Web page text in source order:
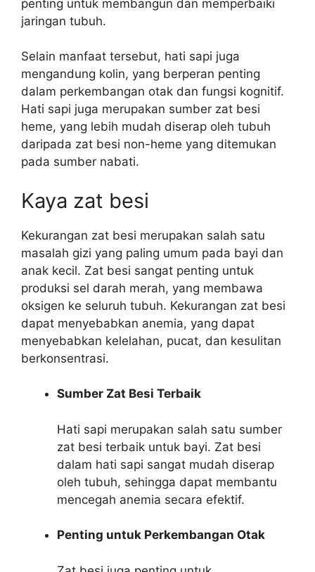
penting untuk membangun dan memperbaiki
jaringan tubuh.
Selain manfaat tersebut, hati sapi juga
mengandung kolin, yang berperan penting
dalam perkembangan otak dan fungsi kognitif.
Hati sapi juga merupakan sumber zat besi
heme, yang lebih mudah diserap oleh tubuh
daripada zat besi non-heme yang ditemukan
pada sumber nabati.
Kaya zat besi
Kekurangan zat besi merupakan salah satu
masalah gizi yang paling umum pada bayi dan
anak kecil. Zat besi sangat penting untuk
produksi sel darah merah, yang membawa
oksigen ke seluruh tubuh. Kekurangan zat besi
dapat menyebabkan anemia, yang dapat
menyebabkan kelelahan, pucat, dan kesulitan
berkonsentrasi.
Sumber Zat Besi Terbaik
Hati sapi merupakan salah satu sumber
zat besi terbaik untuk bayi. Zat besi
dalam hati sapi sangat mudah diserap
oleh tubuh, sehingga dapat membantu
mencegah anemia secara efektif.
Penting untuk Perkembangan Otak